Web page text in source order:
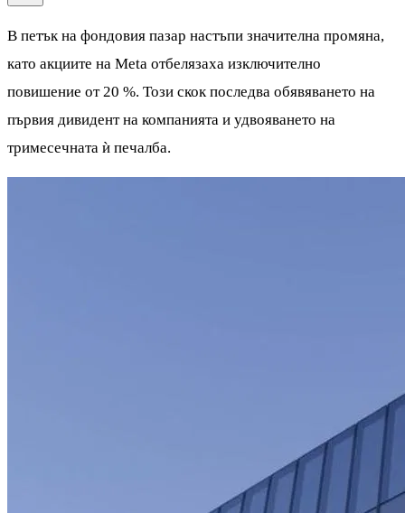
В петък на фондовия пазар настъпи значителна промяна,
като акциите на Meta отбелязаха изключително
повишение от 20 %. Този скок последва обявяването на
първия дивидент на компанията и удвояването на
тримесечната ѝ печалба.